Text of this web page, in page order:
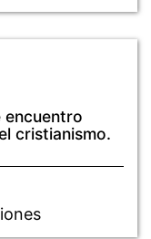
encuentro
cristianismo.